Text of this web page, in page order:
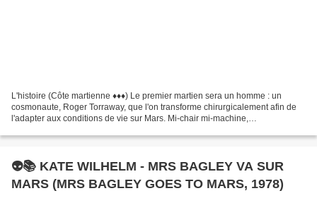
L'histoire (Côte martienne ♦♦♦) Le premier martien sera un homme : un
cosmonaute, Roger Torraway, que l'on transforme chirurgicalement afin de
l'adapter aux conditions de vie sur Mars. Mi-chair mi-machine,
👽📚 KATE WILHELM - MRS BAGLEY VA SUR
MARS (MRS BAGLEY GOES TO MARS, 1978)